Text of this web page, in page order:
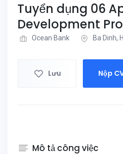
Tuyển dụng 06
Development
Ocean Bank Ba Dinh,
Lưu Nộp
Mô tả công việc